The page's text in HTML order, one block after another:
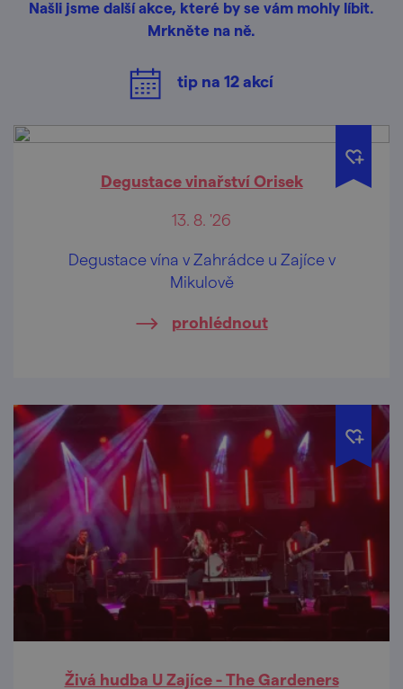
Našli jsme další akce, které by se vám mohly líbit.
Mrkněte na ně.
tip na 12akcí
Degustace vinařství Orisek
13. 8. '26
Degustace vína v Zahrádce u Zajíce v
Mikulově
prohlédnout
Živá hudba U Zajíce - The Gardeners